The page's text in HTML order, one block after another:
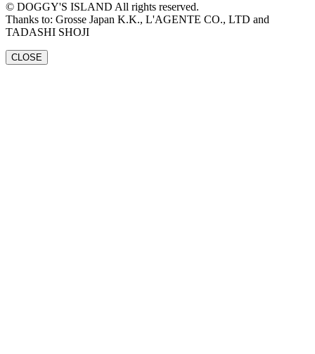
© DOGGY'S ISLAND All rights reserved.
Thanks to: Grosse Japan K.K., L'AGENTE CO., LTD and
TADASHI SHOJI
CLOSE